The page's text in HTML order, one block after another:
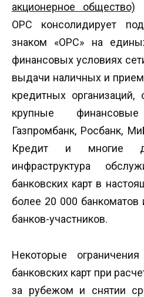
акционерное общество)
ОРС консолидирует
знаком «ОРС» на
финансовых условиях
выдачи наличных и
кредитных организаций,
крупные
Газпромбанк, Росбанк,
Кредит и многие
инфраструктура
банковских карт в
более 20 000
банков-участников.
Некоторые
банковских карт при
за рубежом и снятии